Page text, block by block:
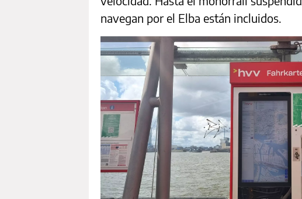
navegan por el Elba están incluidos.